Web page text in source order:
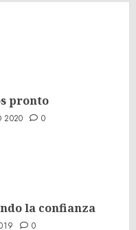
pronto
2020 0
la confianza
0